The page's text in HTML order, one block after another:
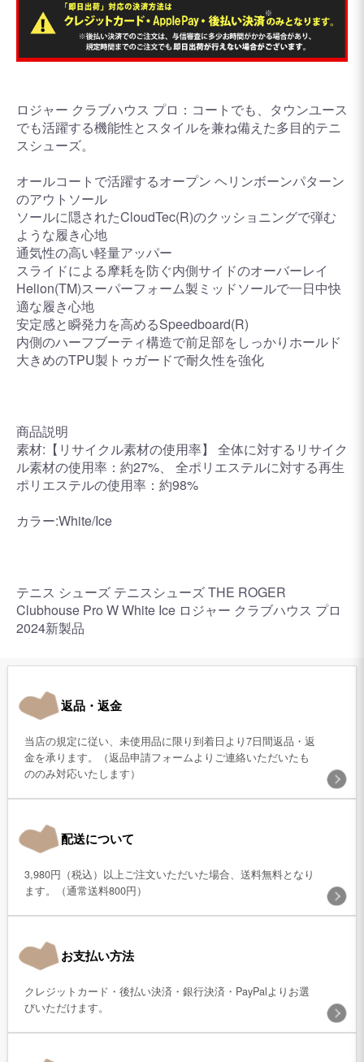
ロジャー クラブハウス プロ：コートでも、タウンユース
でも活躍する機能性とスタイルを兼ね備えた多目的テニ
スシューズ。
オールコートで活躍するオープン ヘリンボーンパターン
のアウトソール
ソールに隠されたCloudTec(R)のクッショニングで弾む
ような履き心地
通気性の高い軽量アッパー
スライドによる摩耗を防ぐ内側サイドのオーバーレイ
Helion(TM)スーパーフォーム製ミッドソールで一日中快
適な履き心地
安定感と瞬発力を高めるSpeedboard(R)
内側のハーフブーティ構造で前足部をしっかりホールド
大きめのTPU製トゥガードで耐久性を強化
商品説明
素材:【リサイクル素材の使用率】 全体に対するリサイク
ル素材の使用率：約27%、 全ポリエステルに対する再生
ポリエステルの使用率：約98%
カラー:White/Ice
テニス シューズ テニスシューズ THE ROGER
Clubhouse Pro W White Ice ロジャー クラブハウス プロ
2024新製品
返品・返金
当店の規定に従い、未使用品に限り到着日より7日間返品・返
金を承ります。（返品申請フォームよりご連絡いただいたも
ののみ対応いたします）
配送について
3,980円（税込）以上ご注文いただいた場合、送料無料となり
ます。（通常送料800円）
お支払い方法
クレジットカード・後払い決済・銀行決済・PayPalよりお選
びいただけます。